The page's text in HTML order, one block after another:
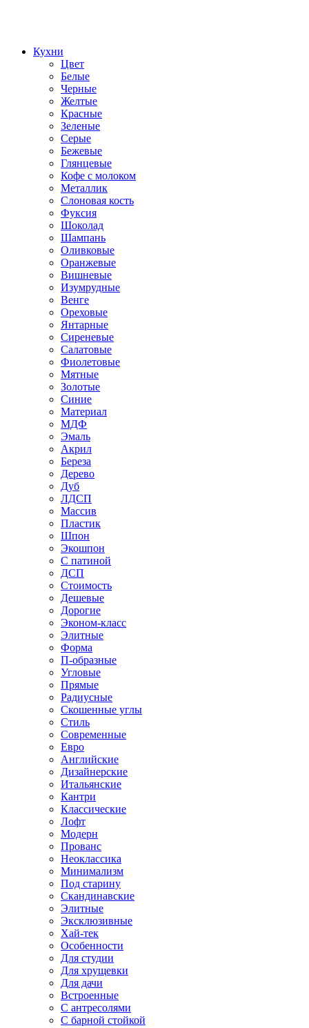
Кухни
Цвет
Белые
Черные
Желтые
Красные
Зеленые
Серые
Бежевые
Глянцевые
Кофе с молоком
Металлик
Слоновая кость
Фуксия
Шоколад
Шампань
Оливковые
Оранжевые
Вишневые
Изумрудные
Венге
Ореховые
Янтарные
Сиреневые
Салатовые
Фиолетовые
Мятные
Золотые
Синие
Материал
МДФ
Эмаль
Акрил
Береза
Дерево
Дуб
ЛДСП
Массив
Пластик
Шпон
Экошпон
С патиной
ДСП
Стоимость
Дешевые
Дорогие
Эконом-класс
Элитные
Форма
П-образные
Угловые
Прямые
Радиусные
Скошенные углы
Стиль
Современные
Евро
Английские
Дизайнерские
Итальянские
Кантри
Классические
Лофт
Модерн
Прованс
Неоклассика
Минимализм
Под старину
Скандинавские
Элитные
Эксклюзивные
Хай-тек
Особенности
Для студии
Для хрущевки
Для дачи
Встроенные
С антресолями
С барной стойкой